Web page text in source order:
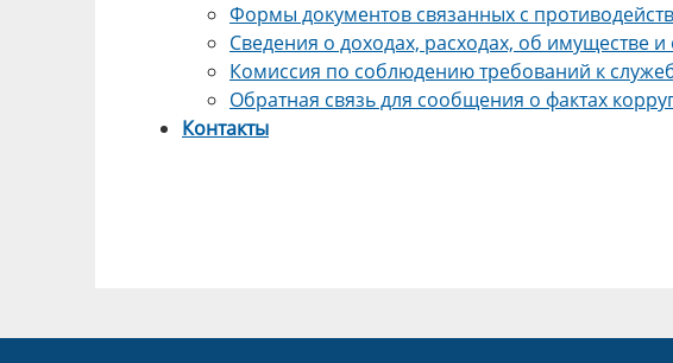
Формы документов связанных с
Сведения о доходах, расходах, об имуществе
Комиссия по соблюдению требований к
Обратная связь для сообщения о фактах
Контакты